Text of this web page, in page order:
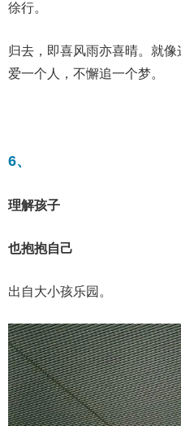
徐行。
归去，即喜风雨亦喜晴。就
爱一个人，不懈追一个梦。
6、
理解孩子
也抱抱自己
出自大小孩乐园。